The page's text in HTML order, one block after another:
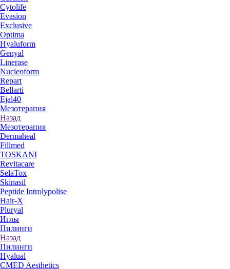
Cytolife
Evasion
Exclusive
Optima
Hyaluform
Genyal
Linerase
Nucleoform
Repart
Bellarti
Ejal40
Мезотерапия
Назад
Мезотерапия
Dermaheal
Fillmed
TOSKANI
Revitacare
SelaTox
Skinasil
Peptide Introlypolise
Hair-X
Pluryal
Иглы
Пилинги
Назад
Пилинги
Hyalual
CMED Aesthetics